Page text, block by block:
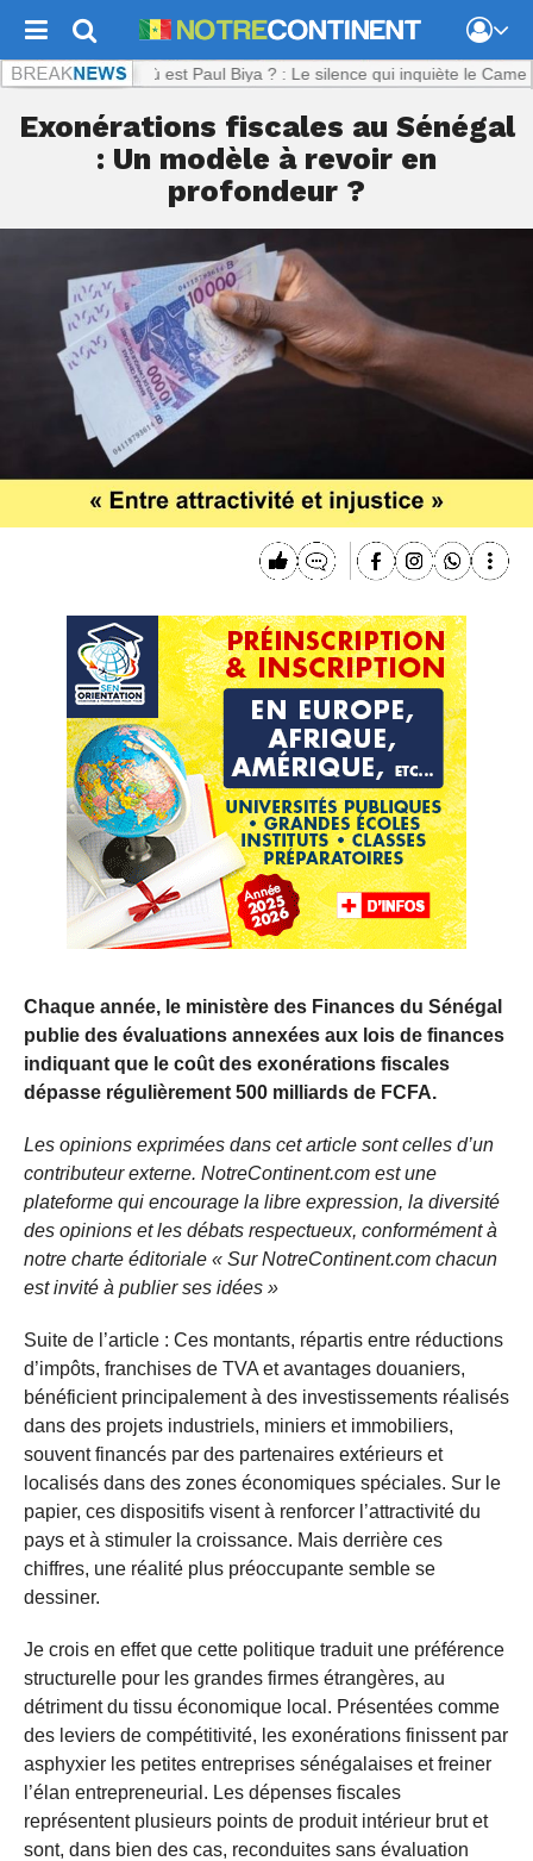
: Où est Paul Biya ? : Le silence qui inquiète le Cameroun
Exonérations fiscales au Sénégal
: Un modèle à revoir en
profondeur ?
Chaque année, le ministère des Finances du Sénégal
publie des évaluations annexées aux lois de finances
indiquant que le coût des exonérations fiscales
dépasse régulièrement 500 milliards de FCFA.
Les opinions exprimées dans cet article sont celles d’un
contributeur externe. NotreContinent.com est une
plateforme qui encourage la libre expression, la diversité
des opinions et les débats respectueux, conformément à
notre charte éditoriale « Sur NotreContinent.com chacun
est invité à publier ses idées »
Suite de l’article : Ces montants, répartis entre réductions
d’impôts, franchises de TVA et avantages douaniers,
bénéficient principalement à des investissements réalisés
dans des projets industriels, miniers et immobiliers,
souvent financés par des partenaires extérieurs et
localisés dans des zones économiques spéciales. Sur le
papier, ces dispositifs visent à renforcer l’attractivité du
pays et à stimuler la croissance. Mais derrière ces
chiffres, une réalité plus préoccupante semble se
dessiner.
Je crois en effet que cette politique traduit une préférence
structurelle pour les grandes firmes étrangères, au
détriment du tissu économique local. Présentées comme
des leviers de compétitivité, les exonérations finissent par
asphyxier les petites entreprises sénégalaises et freiner
l’élan entrepreneurial. Les dépenses fiscales
représentent plusieurs points de produit intérieur brut et
sont, dans bien des cas, reconduites sans évaluation